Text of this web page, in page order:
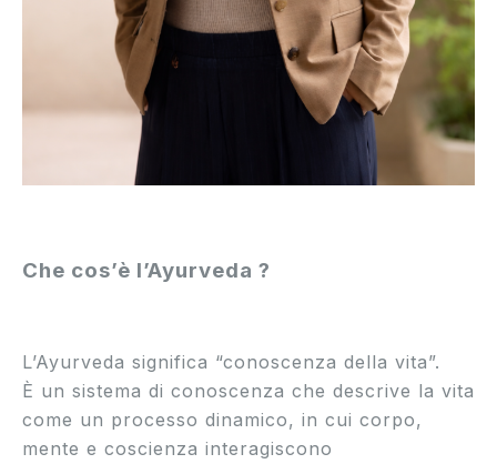
Che cos’è l’Ayurveda ?
L’Ayurveda significa “conoscenza della vita”.
È un sistema di conoscenza che descrive la vita
come un processo dinamico, in cui corpo,
mente e coscienza interagiscono